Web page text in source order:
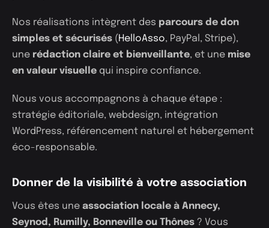
Nos réalisations intègrent des parcours de don
simples et sécurisés(HelloAsso, PayPal, Stripe),
une rédaction claire et bienveillante, et une mise
en valeur visuellequi inspire confiance.
Nous vous accompagnons à chaque étape :
stratégie éditoriale, webdesign, intégration
WordPress, référencement naturel et hébergement
éco-responsable.
Donner de la visibilité à votre association
Vous êtes une association locale à Annecy,
Seynod, Rumilly, Bonneville ou Thônes? Vous